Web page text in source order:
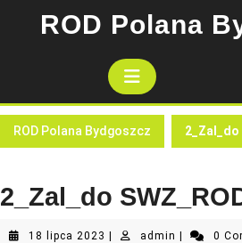
ROD Polana
Open
Button
ROD Polana Bydgoszcz 2_Zal_do
2_Zal_do
18 lipca 2023 18
admin admin 0